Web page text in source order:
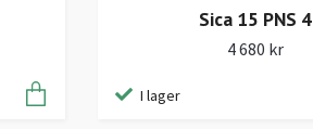
Sica 15 PNS 4
4 680 kr
I lager